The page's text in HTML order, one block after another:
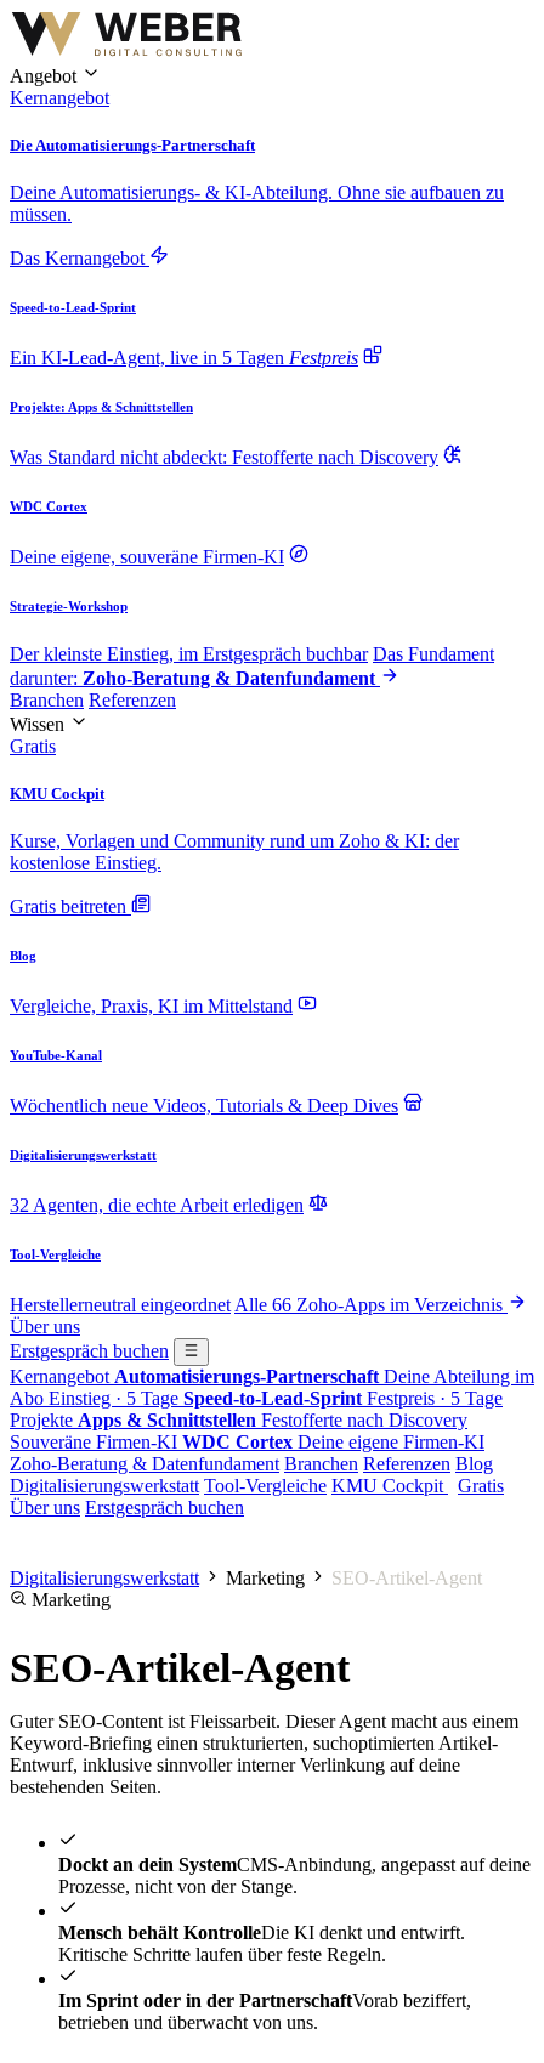
Angebot
Kernangebot
Die Automatisierungs-Partnerschaft
Deine Automatisierungs- & KI-Abteilung. Ohne sie aufbauen zu
müssen.
Das Kernangebot
Speed-to-Lead-Sprint
Ein KI-Lead-Agent, live in 5 Tagen Festpreis
Projekte: Apps & Schnittstellen
Was Standard nicht abdeckt: Festofferte nach Discovery
WDC Cortex
Deine eigene, souveräne Firmen-KI
Strategie-Workshop
Der kleinste Einstieg, im Erstgespräch buchbar Das Fundament
darunter: Zoho-Beratung & Datenfundament
Branchen Referenzen
Wissen
Gratis
KMU Cockpit
Kurse, Vorlagen und Community rund um Zoho & KI: der
kostenlose Einstieg.
Gratis beitreten
Blog
Vergleiche, Praxis, KI im Mittelstand
YouTube-Kanal
Wöchentlich neue Videos, Tutorials & Deep Dives
Digitalisierungswerkstatt
32 Agenten, die echte Arbeit erledigen
Tool-Vergleiche
Herstellerneutral eingeordnet Alle 66 Zoho-Apps im Verzeichnis
Über uns
Erstgespräch buchen
Kernangebot Automatisierungs-Partnerschaft Deine Abteilung im
Abo Einstieg · 5 Tage Speed-to-Lead-Sprint Festpreis · 5 Tage
Projekte Apps & Schnittstellen Festofferte nach Discovery
Souveräne Firmen-KI WDC Cortex Deine eigene Firmen-KI
Zoho-Beratung & Datenfundament Branchen Referenzen Blog
Digitalisierungswerkstatt Tool-Vergleiche KMU Cockpit
Gratis
Über uns Erstgespräch buchen
Digitalisierungswerkstatt Marketing
SEO-Artikel-Agent
Marketing
SEO-Artikel-Agent
Guter SEO-Content ist Fleissarbeit. Dieser Agent macht aus einem
Keyword-Briefing einen strukturierten, suchoptimierten Artikel-
Entwurf, inklusive sinnvoller interner Verlinkung auf deine
bestehenden Seiten.
Dockt an dein SystemCMS-Anbindung, angepasst auf deine
Prozesse, nicht von der Stange.
Mensch behält KontrolleDie KI denkt und entwirft.
Kritische Schritte laufen über feste Regeln.
Im Sprint oder in der PartnerschaftVorab beziffert,
betrieben und überwacht von uns.